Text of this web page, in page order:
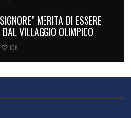
MERITA DI ESSERE
VILLAGGIO OLIMPICO
106